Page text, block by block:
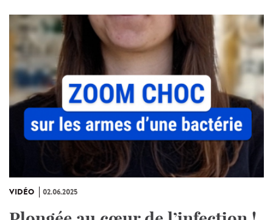
VIDÉO 02.06.2025